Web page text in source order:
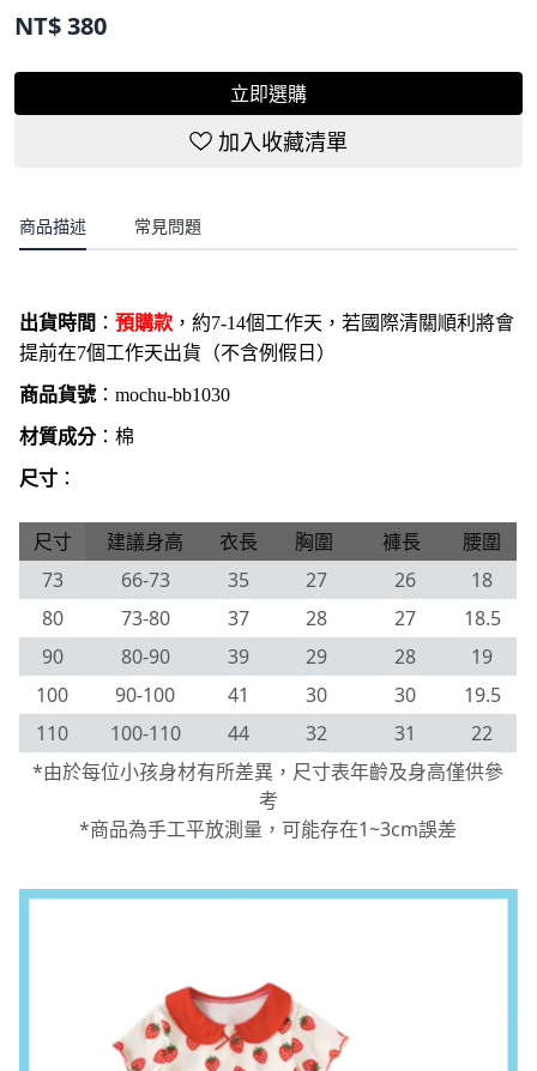
NT$380
立即選購
加入收藏清單
商品描述 常見問題
出貨時間 ： 預購款 ，約7-14個工作天，若國際清關順利將會
提前在7個工作天出貨（不含例假日）
商品貨號： mochu-bb1030
材質成分：棉
尺寸 ：
尺寸 建議身高 衣長 胸圍 褲長
腰圍
73
66-73 35 27 26
18
80
73-80 37 28 27
18.5
90
80-90 39 29 28
19
100
90-100 41 30 30
19.5
110
100-110 44 32 31
22
*由於每位小孩身材有所差異，尺寸表年齡及身高僅供參
考
*商品為手工平放測量，可能存在1~3cm誤差